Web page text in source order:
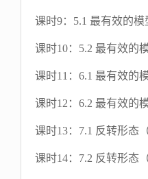
课时9：5.1 最有效的
课时10：5.2 最有效的
课时11：6.1 最有效的
课时12：6.2 最有效的
课时13：7.1 反转形态
课时14：7.2 反转形态